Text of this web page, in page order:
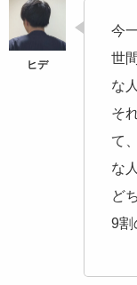
今
世
な
そ
て
な
ど
9割